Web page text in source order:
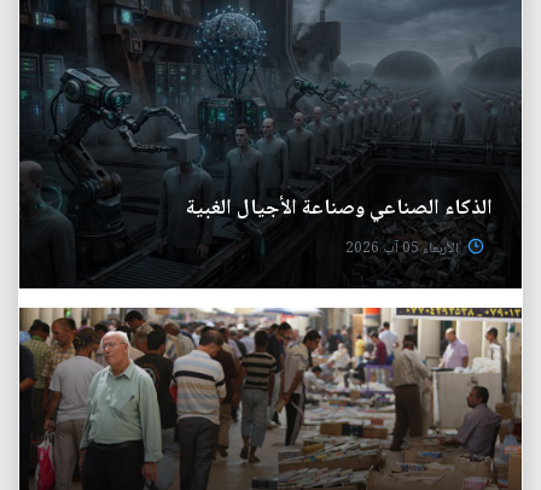
الذكاء الصناعي وصناعة الأجيال الغبية
الأربعاء 05 آب 2026